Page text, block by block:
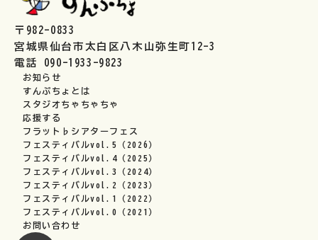
〒982-0833
宮城県仙台市太白区八木山弥生町12-3
電話 090-1933-9823
お知らせ
すんぷちょとは
スタジオちゃちゃちゃ
応援する
フラット♭シアターフェス
フェスティバルvol.5（2026）
フェスティバルvol.4（2025）
フェスティバルvol.3（2024）
フェスティバルvol.2（2023）
フェスティバルvol.1（2022）
フェスティバルvol.0（2021）
お問い合わせ